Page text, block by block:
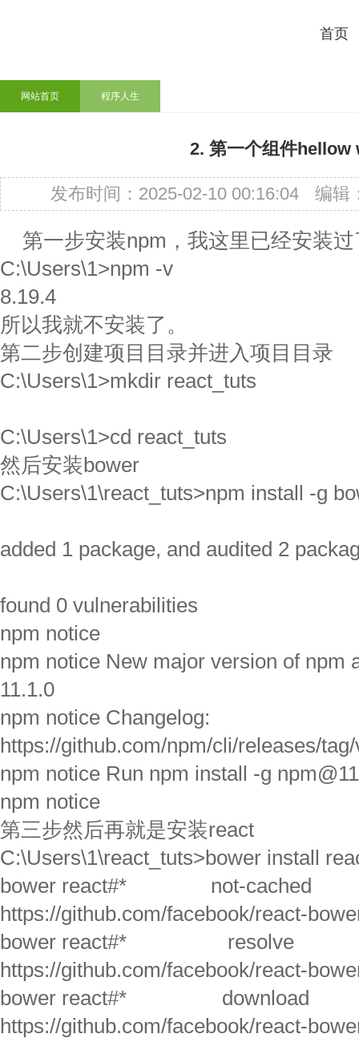
首页
网站首页 程序人生
2. 第一个组件hellow
发布时间：2025-02-10 00:16:04 编辑
第一步安装npm，我这里已经安装过
C:\Users\1>npm -v
8.19.4
所以我就不安装了。
第二步创建项目目录并进入项目目录
C:\Users\1>mkdir react_tuts
C:\Users\1>cd react_tuts
然后安装bower
C:\Users\1\react_tuts>npm install -g
added 1 package, and audited 2
found 0 vulnerabilities
npm notice
npm notice New major version of npm
11.1.0
npm notice Changelog:
https://github.com/npm/cli/releases/tag/
npm notice Run npm install -g
npm notice
第三步然后再就是安装react
C:\Users\1\react_tuts>bower install
bower react#* not-cached
https://github.com/facebook/react-
bower react#* resolve
https://github.com/facebook/react-
bower react#* download
https://github.com/facebook/react-